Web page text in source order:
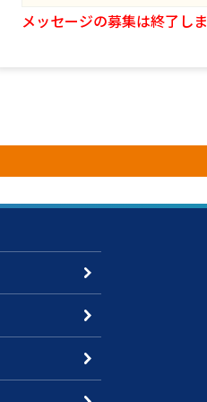
メッセージの募集は終了しま